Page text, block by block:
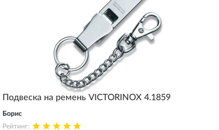
Подвеска на ремень VICTORINOX 4.1859
Борис
Рейтинг: